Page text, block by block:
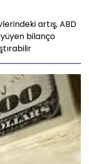
artış, ABD
bilanço